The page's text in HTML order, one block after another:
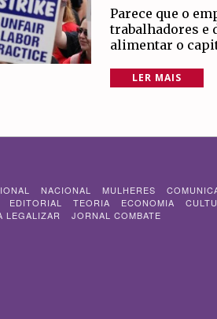
Parece que o
trabalhadores e
alimentar o
LER MAIS
NACIONAL MULHERES
EDITORIAL TEORIA ECONOMIA
LEGALIZAR JORNAL COMBATE